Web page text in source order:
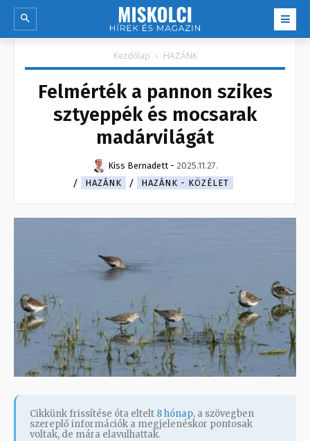
Kezdőlap HAZÁNK
Felmérték a pannon szikes
sztyeppék és mocsarak
madárvilágát
Kiss Bernadett - 2025.11.27.
HAZÁNK
HAZÁNK - KÖZÉLET
Cikkünk frissítése óta eltelt 8 hónap, a szövegben
szereplő információk a megjelenéskor pontosak
voltak, de mára elavulhattak.